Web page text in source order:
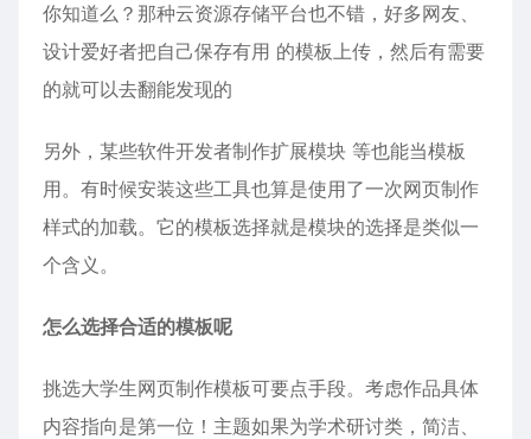
你知道么？那种云资源存储平台也不错，好多网友、
设计爱好者把自己保存有用 的模板上传，然后有需要
的就可以去翻能发现的
另外，某些软件开发者制作扩展模块 等也能当模板
用。有时候安装这些工具也算是使用了一次网页制作
样式的加载。它的模板选择就是模块的选择是类似一
个含义。
怎么选择合适的模板呢
挑选大学生网页制作模板可要点手段。考虑作品具体
内容指向是第一位！主题如果为学术研讨类，简洁、